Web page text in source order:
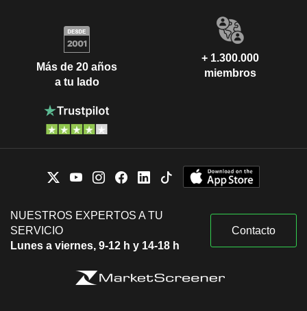
Más de 20 años
a tu lado
+ 1.300.000
miembros
NUESTROS EXPERTOS A TU
SERVICIO
Lunes a viernes, 9-12 h y 14-18 h
Contacto